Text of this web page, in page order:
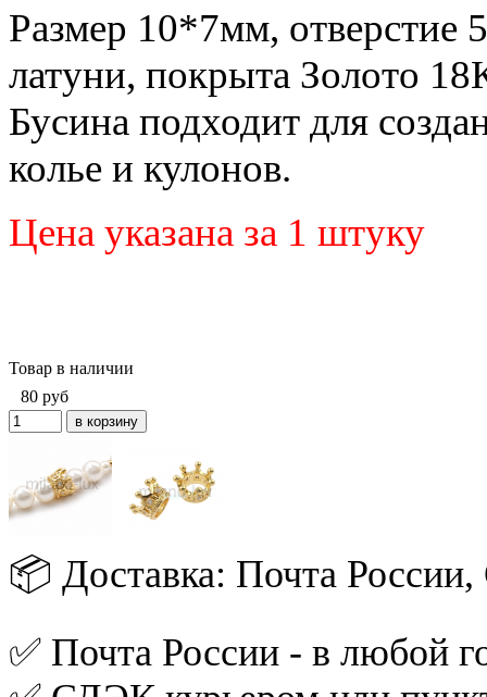
Размер 10*7мм, отверстие
латуни, покрыта Золото
Бусина подходит для
колье и кулонов.
Цена указана за 1 штуку
Товар в наличии
80 руб
📦 Доставка: Почта
✅ Почта России - в любой